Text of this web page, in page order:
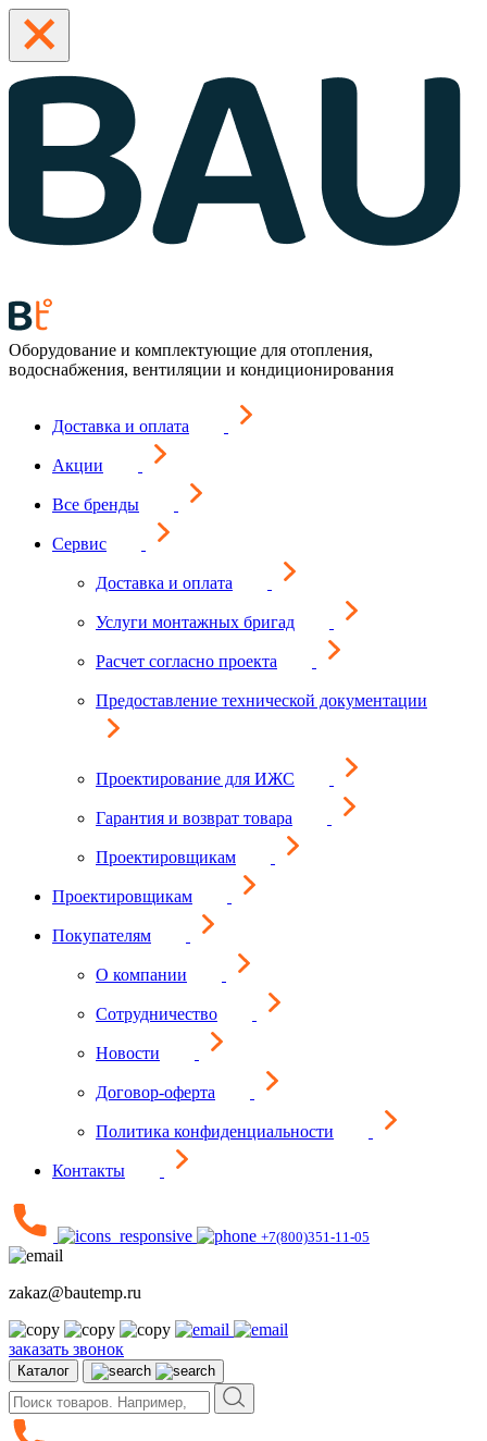
Оборудование и комплектующие для отопления,
водоснабжения, вентиляции и кондиционирования
Доставка и оплата
Акции
Все бренды
Сервис
Доставка и оплата
Услуги монтажных бригад
Расчет согласно проекта
Предоставление технической документации
Проектирование для ИЖС
Гарантия и возврат товара
Проектировщикам
Проектировщикам
Покупателям
О компании
Сотрудничество
Новости
Договор-оферта
Политика конфиденциальности
Контакты
+7(800)351-11-05
zakaz@bautemp.ru
заказать звонок
Каталог